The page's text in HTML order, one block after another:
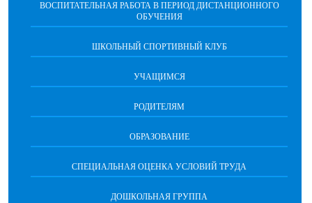
ВОСПИТАТЕЛЬНАЯ РАБОТА В ПЕРИОД ДИСТАНЦИОННОГО
ОБУЧЕНИЯ
ШКОЛЬНЫЙ СПОРТИВНЫЙ КЛУБ
УЧАЩИМСЯ
РОДИТЕЛЯМ
ОБРАЗОВАНИЕ
СПЕЦИАЛЬНАЯ ОЦЕНКА УСЛОВИЙ ТРУДА
ДОШКОЛЬНАЯ ГРУППА